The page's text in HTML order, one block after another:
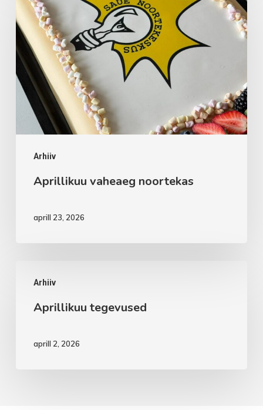
Arhiiv
vaheaeg
noortekas
Aprillikuu vaheaeg noortekas
aprill 23, 2026
Arhiiv
tegevused
Aprillikuu tegevused
aprill 2, 2026